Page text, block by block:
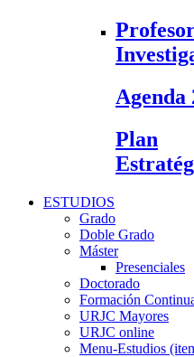
Agenda
Plan
ESTUDIOS
Grado
Doble Grado
Máster
Presenciales
Doctorado
Formación
URJC Mayores
URJC online
Menu-Estudios